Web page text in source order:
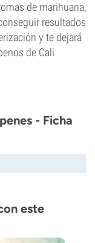
de marihuana,
resultados
y te dejará
de Cali
- Ficha
este